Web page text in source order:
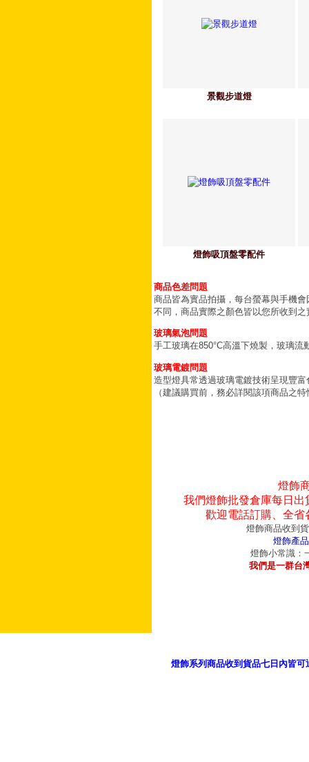
景觀步道燈
燈飾吸頂盤零配件
商品色差問題
商品皆為實品拍攝，每台螢幕與手機
不同，商品實際之顏色皆以您所收到之
玻璃氣泡問題
手工玻璃在850°C高溫下燒製，玻璃
玻璃電鍍問題
造型燈具常透過玻璃電鍍技術呈現豐
（建議購買前，務必詳閱該項商品之
燈飾
我們燈飾批發倉庫每日
歡迎電話訂購、全
燈飾商品收到
燈飾產
燈飾小常識：
我們是一群台
燈飾系列商品收到貨品七日內皆